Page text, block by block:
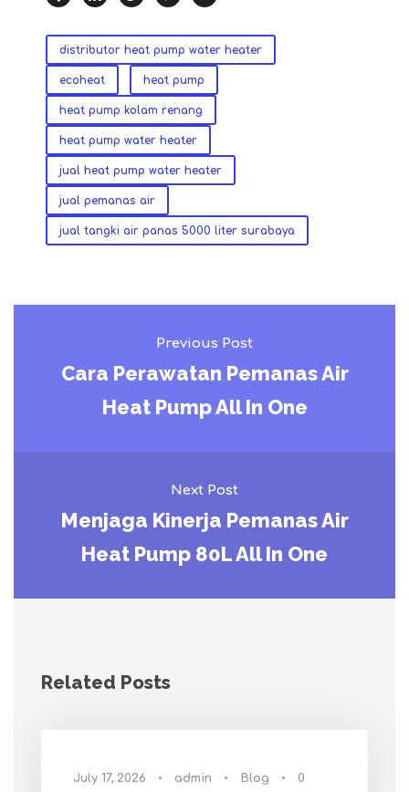
distributor heat pump water heater
ecoheat heat pump
heat pump kolam renang
heat pump water heater
jual heat pump water heater
jual pemanas air
jual tangki air panas 5000 liter surabaya
Previous Post
Cara Perawatan Pemanas Air
Heat Pump All In One
Next Post
Menjaga Kinerja Pemanas Air
Heat Pump 80L All In One
Related Posts
July 17, 2026 • admin • Blog • 0